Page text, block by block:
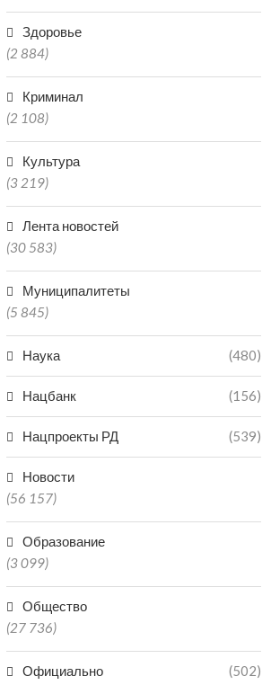
ТРАНСПОРТА ЧЕРЕЗ
ПОСЕЛОК ТАЛГИ БУДЕТ...
08.08.2026
Здоровье
(2 884)
Криминал
(2 108)
Культура
(3 219)
Лента новостей
(30 583)
Муниципалитеты
(5 845)
Наука (480)
Нацбанк (156)
Нацпроекты РД (539)
Новости
(56 157)
Образование
(3 099)
Общество
(27 736)
Официально (502)